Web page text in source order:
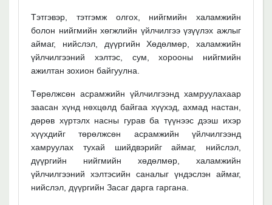
Тэтгэвэр, тэтгэмж олгох, нийгмийн халамжийн
болон нийгмийн хөгжлийн үйлчилгээ үзүүлэх ажлыг
аймаг, нийслэл, дүүргийн Хөдөлмөр, халамжийн
үйлчилгээний хэлтэс, сум, хорооны нийгмийн
ажилтан зохион байгуулна.
Төрөлжсөн асрамжийн үйлчилгээнд хамруулахаар
заасан хүнд нөхцөлд байгаа хүүхэд, ахмад настан,
дөрөв хүртэлх насны гурав ба түүнээс дээш ихэр
хүүхдийг төрөлжсөн асрамжийн үйлчилгээнд
хамруулах тухай шийдвэрийг аймаг, нийслэл,
дүүргийн нийгмийн хөдөлмөр, халамжийн
үйлчилгээний хэлтэсийн саналыг үндэслэн аймаг,
нийслэл, дүүргийн Засаг дарга гаргана.